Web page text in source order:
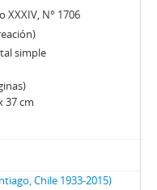
Nº 1741
XXXIV, Nº 1742
XXXIV, Nº 1743
Nº 1744
Nº 1745
Nº 1746
XXXIV, Nº 1747
Nº 1750
XXXIV, Nº 1752
XXXIV, N° 1706
simple
37 cm
Chile 1933-2015)